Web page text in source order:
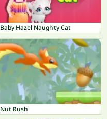
Baby Hazel Naughty Cat
Nut Rush